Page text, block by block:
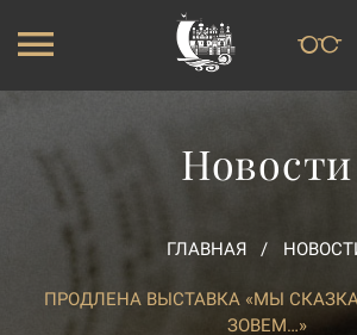
Новости
ГЛАВНАЯ
ПРОДЛЕНА ВЫСТАВКА «МЫ
ЗОВЕМ…»